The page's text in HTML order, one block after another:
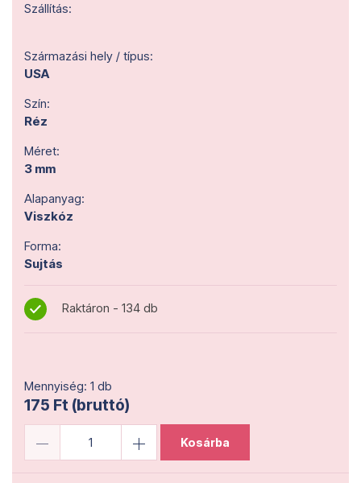
Szállítás:
Származási hely / típus:
USA
Szín:
Réz
Méret:
3 mm
Alapanyag:
Viszkóz
Forma:
Sujtás
Raktáron - 134 db
Mennyiség: 1 db
175 Ft (bruttó)
Kosárba